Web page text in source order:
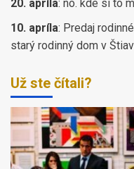
20. apríla: no. kde si to
10. apríla: Predaj
starý rodinný dom v
Už ste čítali?